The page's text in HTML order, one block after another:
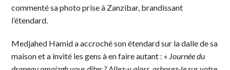
commenté sa photo prise à Zanzibar, brandissant
l’étendard.
Medjahed Hamid a accroché son étendard sur la dalle de sa
maison et a invité les gens à en faire autant : « Journée du